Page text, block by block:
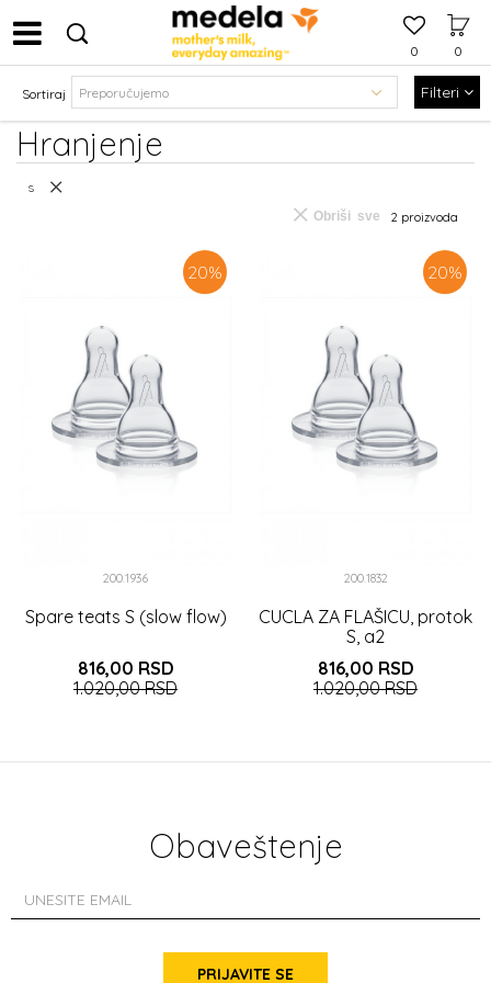
0
0
Hranjenje
Sortiraj Filteri
s
2 proizvoda
Obriši sve
20%
200.1936
Spare teats S (slow flow)
816,00 RSD
1.020,00RSD
20%
200.1832
CUCLA ZA FLAŠICU, protok
S, a2
816,00 RSD
1.020,00RSD
Obaveštenje
PRIJAVITE SE